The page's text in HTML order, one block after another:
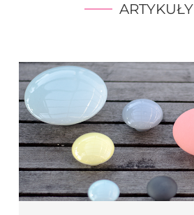
ARTYKUŁY